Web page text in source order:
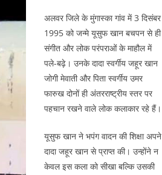
अलवर जिले के मुंगास्का गांव में 3 दिसंबर
1995 को जन्मे यूसुफ खान बचपन से ही
संगीत और लोक परंपराओं के माहौल में
पले-बढ़े। उनके दादा स्वर्गीय जहूर खान
जोगी मेवाती और पिता स्वर्गीय उमर
फारुख दोनों ही अंतरराष्ट्रीय स्तर पर
पहचान रखने वाले लोक कलाकार रहे हैं।
यूसुफ खान ने भपंग वादन की शिक्षा अपने
दादा जहूर खान से प्राप्त की। उन्होंने न
केवल इस कला को सीखा बल्कि उसकी